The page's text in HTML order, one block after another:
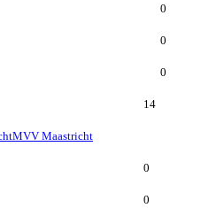
0
0
0
14
MVV Maastricht
0
0